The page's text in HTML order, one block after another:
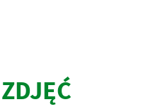
ZDJĘĆ